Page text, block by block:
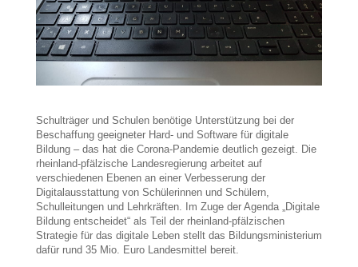
Schulträger und Schulen benötige Unterstützung bei der
Beschaffung geeigneter Hard- und Software für digitale
Bildung – das hat die Corona-Pandemie deutlich gezeigt. Die
rheinland-pfälzische Landesregierung arbeitet auf
verschiedenen Ebenen an einer Verbesserung der
Digitalausstattung von Schülerinnen und Schülern,
Schulleitungen und Lehrkräften. Im Zuge der Agenda „Digitale
Bildung entscheidet“ als Teil der rheinland-pfälzischen
Strategie für das digitale Leben stellt das Bildungsministerium
dafür rund 35 Mio. Euro Landesmittel bereit.